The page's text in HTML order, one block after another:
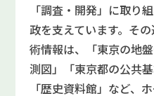
「調査・開発」に取り
政を支えています。そ
術情報は、「東京の地
測図」「東京都の公共
「歴史資料館」など、